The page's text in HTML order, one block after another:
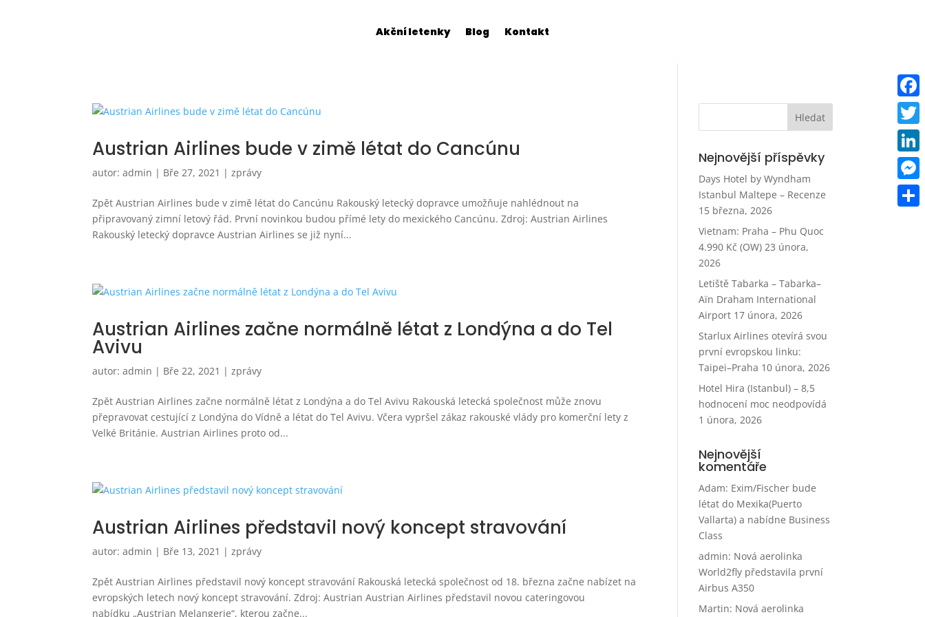
Akční letenky Blog Kontakt
Austrian Airlines bude v zimě létat do Cancúnu
autor:admin | Bře 27, 2021 |zprávy
Zpět Austrian Airlines bude v zimě létat do Cancúnu Rakouský letecký dopravce umožňuje nahlédnout na
připravovaný zimní letový řád. První novinkou budou přímé lety do mexického Cancúnu. Zdroj: Austrian Airlines
Rakouský letecký dopravce Austrian Airlines se již nyní...
Austrian Airlines začne normálně létat z Londýna a do Tel
Avivu
autor:admin | Bře 22, 2021 |zprávy
Zpět Austrian Airlines začne normálně létat z Londýna a do Tel Avivu Rakouská letecká společnost může znovu
přepravovat cestující z Londýna do Vídně a létat do Tel Avivu. Včera vypršel zákaz rakouské vlády pro komerční lety z
Velké Británie. Austrian Airlines proto od...
Austrian Airlines představil nový koncept stravování
autor:admin | Bře 13, 2021 |zprávy
Zpět Austrian Airlines představil nový koncept stravování Rakouská letecká společnost od 18. března začne nabízet na
evropských letech nový koncept stravování. Zdroj: Austrian Austrian Airlines představil novou cateringovou
nabídku „Austrian Melangerie“, kterou začne...
Nejnovější příspěvky
Days Hotel by Wyndham
Istanbul Maltepe – Recenze
15 března, 2026
Vietnam: Praha – Phu Quoc
4.990 Kč (OW) 23 února,
2026
Letiště Tabarka – Tabarka–
Aïn Draham International
Airport 17 února, 2026
Starlux Airlines otevírá svou
první evropskou linku:
Taipei–Praha 10 února, 2026
Hotel Hira (Istanbul) – 8,5
hodnocení moc neodpovídá
1 února, 2026
Nejnovější
komentáře
Adam: Exim/Fischer bude
létat do Mexika(Puerto
Vallarta) a nabídne Business
Class
admin: Nová aerolinka
World2fly představila první
Airbus A350
Martin: Nová aerolinka